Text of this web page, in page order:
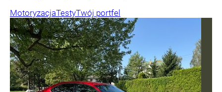
MotoryzacjaTestyTwój portfel